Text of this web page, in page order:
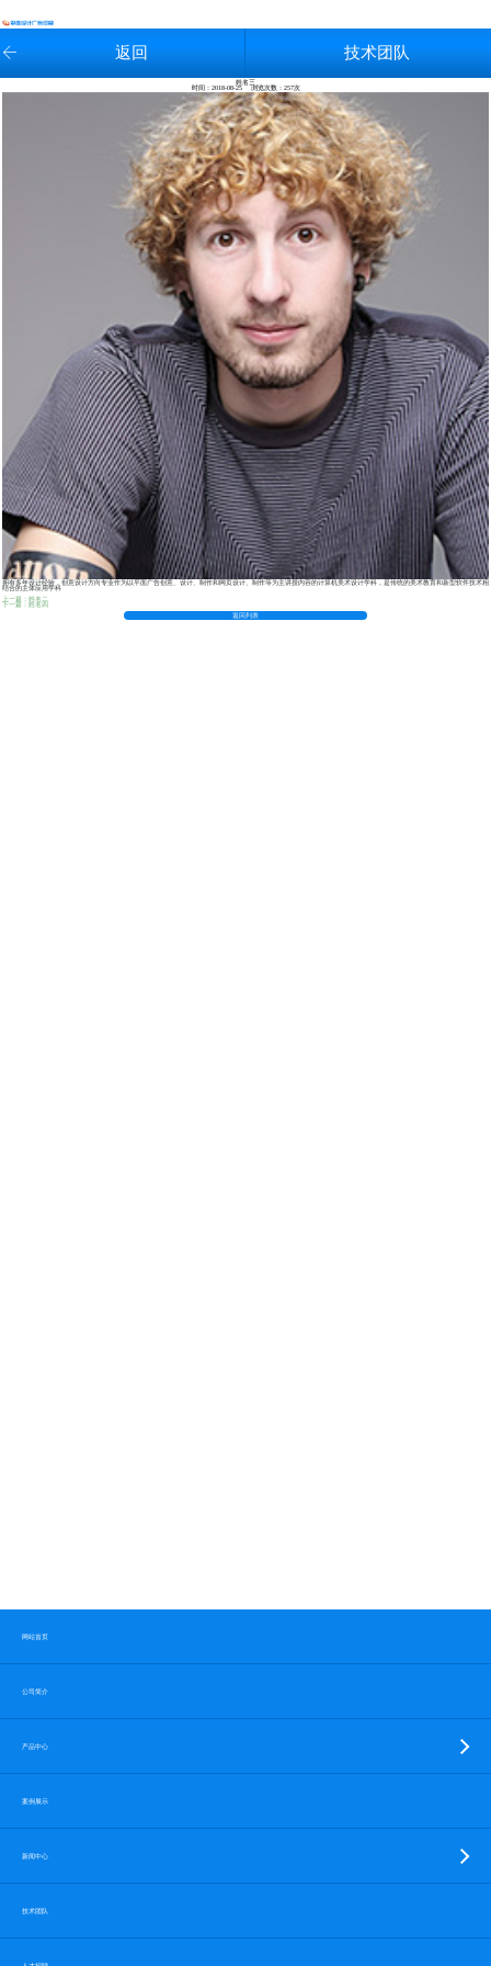
返回 技术团队
姓名三
时间：2018-08-25 浏览次数： 257次
拥有多年设计经验，创意设计方向专业作为以平面广告创意、设计、制作和网页设计、制作等为主讲授内容的计算机美术设计学科，是传统的美术教育和新型软件技术相
结合的主体应用学科
上一篇：姓名二
下一篇：姓名四
返回列表
网站首页
公司简介
产品中心
案例展示
新闻中心
技术团队